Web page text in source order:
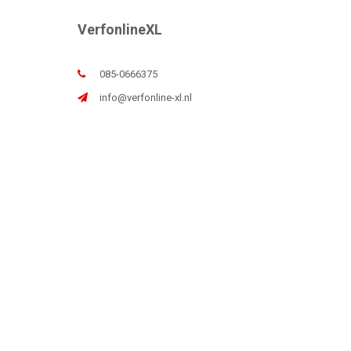
VerfonlineXL
085-0666375
info@verfonline-xl.nl